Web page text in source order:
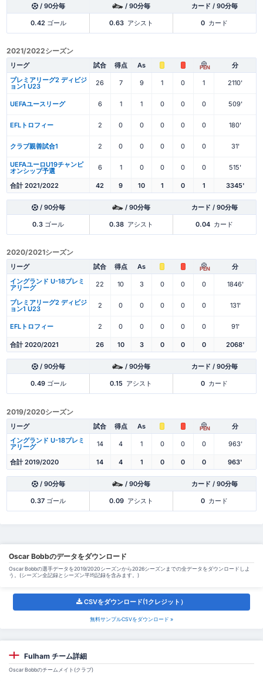
/ 90分毎 / 90分毎 カード / 90分毎
0.42ゴール 0.63 アシスト 0 カード
2021/2022シーズン
リーグ 試合 得点 As PEN
分
プレミアリーグ2 ディビジ
ョン1 U23 26 7 9 1 0 1 2110'
UEFAユースリーグ 6 1 1 0 0 0 509'
EFLトロフィー 2 0 0 0 0 0 180'
クラブ親善試合1 2 0 0 0 0 0 31'
UEFAユーロU19チャンピ
オンシップ予選 6 1 0 0 0 0 515'
合計 2021/2022 42 9 10 1 0 1 3345'
/ 90分毎 / 90分毎 カード / 90分毎
0.3 ゴール 0.38 アシスト 0.04 カード
2020/2021シーズン
リーグ 試合 得点 As PEN
分
イングランド U-18プレミ
アリーグ 22 10 3 0 0 0 1846'
プレミアリーグ2 ディビジ
ョン1 U23 2 0 0 0 0 0 131'
EFLトロフィー 2 0 0 0 0 0 91'
合計 2020/2021 26 10 3 0 0 0 2068'
/ 90分毎 / 90分毎 カード / 90分毎
0.49ゴール 0.15 アシスト 0 カード
2019/2020シーズン
リーグ 試合 得点 As PEN
分
イングランド U-18プレミ
アリーグ 14 4 1 0 0 0 963'
合計 2019/2020 14 4 1 0 0 0 963'
/ 90分毎 / 90分毎 カード / 90分毎
0.37 ゴール 0.09 アシスト 0 カード
Oscar Bobbのデータをダウンロード
Oscar Bobbの選手データを2019/2020シーズンから2026シーズンまでの全データをダウンロードしよ
う。(シーズン全記録とシーズン平均記録を含みます。)
CSVをダウンロード(1クレジット）
無料サンプルCSVをダウンロード »
Fulham チーム詳細
Oscar Bobbのチームメイト(クラブ)